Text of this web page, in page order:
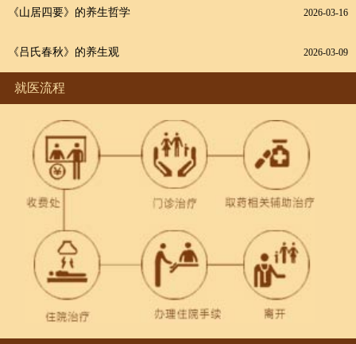
《山居四要》的养生哲学 2026-03-16
《吕氏春秋》的养生观 2026-03-09
就医流程